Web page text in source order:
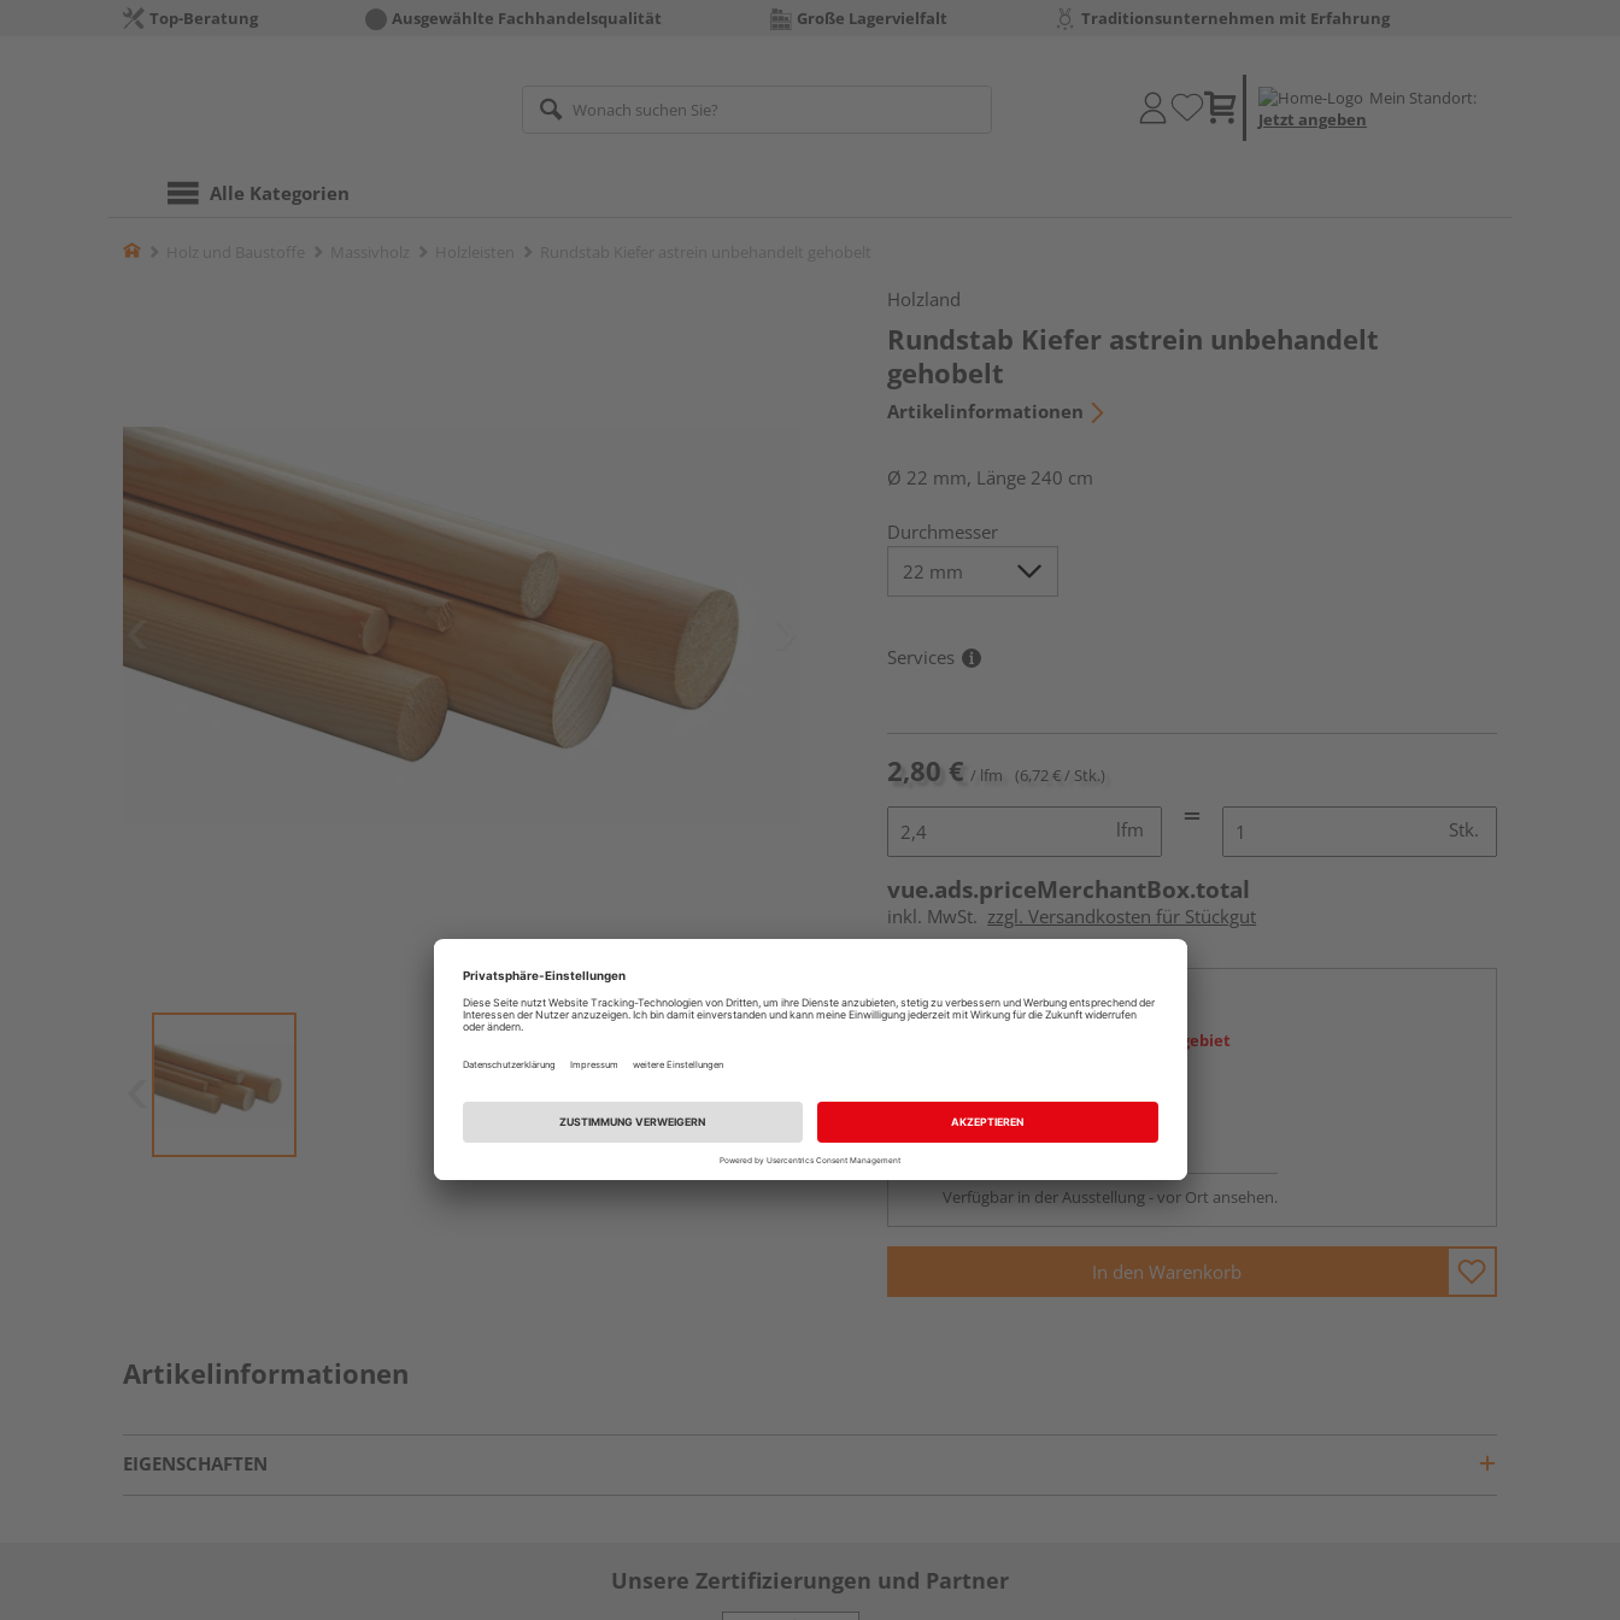
Top-Beratung Ausgewählte Fachhandelsqualität Große Lagervielfalt Traditionsunternehmen mit Erfahrung
Mein Standort:
Jetzt angeben
Alle Kategorien
Home
Holzland
Rundstab Kiefer astrein unbehandelt
gehobelt
Artikelinformationen
Ø 22 mm, Länge 240 cm
Durchmesser
Services
2,80 € / lfm (6,72 € / Stk.)
lfm Stk.
vue.ads.priceMerchantBox.total
inkl. MwSt.zzgl. Versandkosten für Stückgut
Online bestellen
Ihr Standort ist nicht im Liefergebiet
Beim Händler abholen
Auf Lager:Abholung möglich
Verfügbar in der Ausstellung - vor Ort ansehen.
In den Warenkorb
Artikelinformationen
EIGENSCHAFTEN
Unsere Zertifizierungen und Partner